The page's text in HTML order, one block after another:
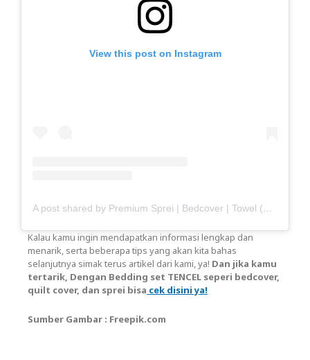
View this post on Instagram
A post shared by Premium Sprei | Bedcover | Towel (@haisante)
Kalau kamu ingin mendapatkan informasi lengkap dan
menarik, serta beberapa tips yang akan kita bahas
selanjutnya simak terus artikel dari kami, ya! Dan jika kamu
tertarik, Dengan Bedding set TENCEL seperi bedcover,
quilt cover, dan sprei bisa cek disini ya!
Sumber Gambar : Freepik.com